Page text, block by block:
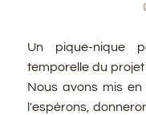
Un pique-nique
temporelle du
Nous avons mis
l'espérons,